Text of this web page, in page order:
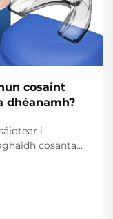
cosaint
dhéanamh?
i
cosanta
an